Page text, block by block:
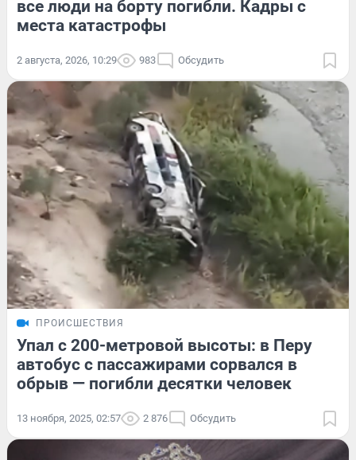
все люди на борту погибли. Кадры с
места катастрофы
2 августа, 2026, 10:29 983 Обсудить
ПРОИСШЕСТВИЯ
Упал с 200-метровой высоты: в Перу
автобус с пассажирами сорвался в
обрыв — погибли десятки человек
13 ноября, 2025, 02:57 2 876 Обсудить